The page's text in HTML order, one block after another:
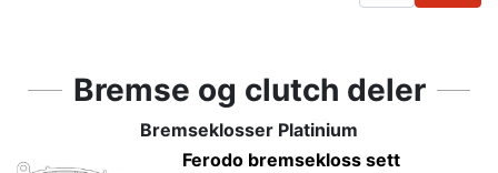
Bremse og clutch deler
Bremseklosser Platinium
Ferodo bremsekloss sett